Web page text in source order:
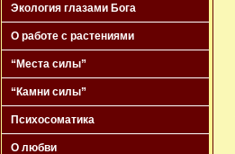
Экология глазами Бога
О работе с растениями
“Места силы”
“Камни силы”
Психосоматика
О любви